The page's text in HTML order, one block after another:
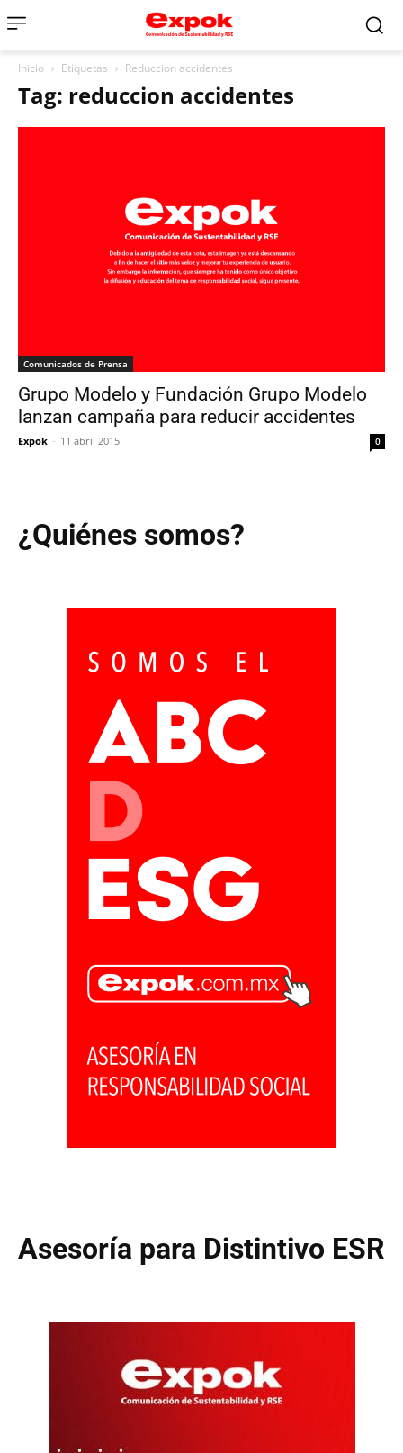
Inicio Etiquetas Reduccion accidentes
Tag: reduccion accidentes
Comunicados de Prensa
Grupo Modelo y Fundación Grupo Modelo
lanzan campaña para reducir accidentes
Expok - 11 abril 2015 0
¿Quiénes somos?
Asesoría para Distintivo ESR